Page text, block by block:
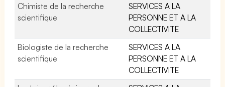
Chimiste de la recherche
scientifique
SERVICES A LA
PERSONNE ET A LA
COLLECTIVITE
Biologiste de la recherche
scientifique
SERVICES A LA
PERSONNE ET A LA
COLLECTIVITE